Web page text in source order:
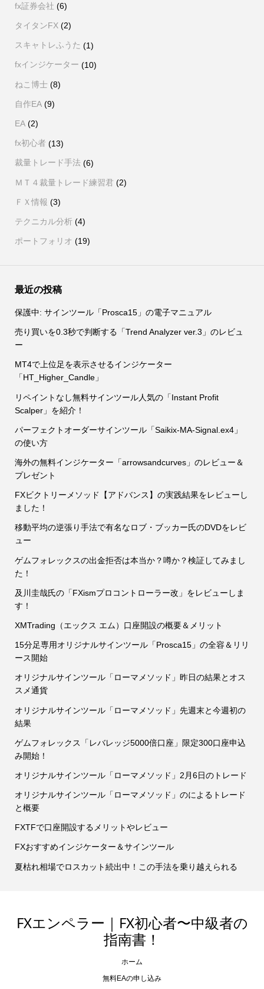
fx証券会社 (6)
タイタンFX(2)
スキャトレふうた (1)
fxインジケーター (10)
ねこ博士(8)
自作EA(9)
EA(2)
fx初心者(13)
裁量トレード手法(6)
ＭＴ４裁量トレード練習君 (2)
ＦＸ情報 (3)
テクニカル分析(4)
ポートフォリオ (19)
最近の投稿
保護中: サインツール「Prosca15」の電子マニュアル
売り買いを0.3秒で判断する「Trend Analyzer ver.3」のレビュ
ー
MT4で上位足を表示させるインジケーター
「HT_Higher_Candle」
リペイントなし無料サインツール人気の「Instant Profit
Scalper」を紹介！
パーフェクトオーダーサインツール「Saikix-MA-Signal.ex4」
の使い方
海外の無料インジケーター「arrowsandcurves」のレビュー＆
プレゼント
FXビクトリーメソッド【アドバンス】の実践結果をレビューし
ました！
移動平均の逆張り手法で有名なロブ・ブッカー氏のDVDをレビ
ュー
ゲムフォレックスの出金拒否は本当か？噂か？検証してみまし
た！
及川圭哉氏の「FXismプロコントローラー改」をレビューしま
す！
XMTrading（エックス エム）口座開設の概要＆メリット
15分足専用オリジナルサインツール「Prosca15」の全容＆リリ
ース開始
オリジナルサインツール「ローマメソッド」昨日の結果とオス
スメ通貨
オリジナルサインツール「ローマメソッド」先週末と今週初の
結果
ゲムフォレックス「レバレッジ5000倍口座」限定300口座申込
み開始！
オリジナルサインツール「ローマメソッド」2月6日のトレード
オリジナルサインツール「ローマメソッド」のによるトレード
と概要
FXTFで口座開設するメリットやレビュー
FXおすすめインジケーター＆サインツール
夏枯れ相場でロスカット続出中！この手法を乗り越えられる
FXエンペラー｜FX初心者〜中級者の
指南書！
ホーム
無料EAの申し込み